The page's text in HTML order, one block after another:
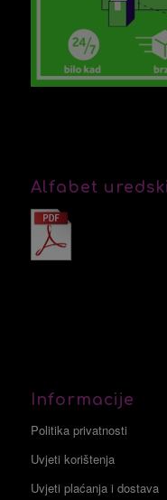
Alfabet
Informacije
Politika privatnosti
Uvjeti korištenja
Uvjeti plaćanja i dostava